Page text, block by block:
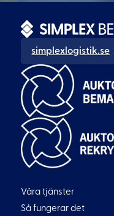
simplexlogistik.se
Våra tjänster
Så fungerar det